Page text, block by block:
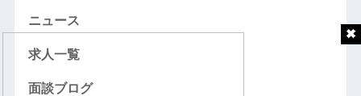
ニュース
求人一覧
面談ブログ